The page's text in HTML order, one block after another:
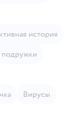
история
подружки
Вирусы